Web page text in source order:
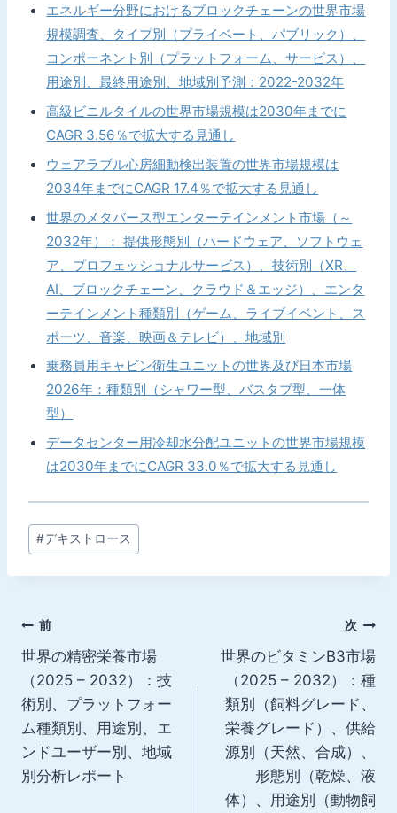
エネルギー分野におけるブロックチェーンの世界市場
規模調査、タイプ別（プライベート、パブリック）、
コンポーネント別（プラットフォーム、サービス）、
用途別、最終用途別、地域別予測：2022-2032年
高級ビニルタイルの世界市場規模は2030年までに
CAGR 3.56％で拡大する見通し
ウェアラブル心房細動検出装置の世界市場規模は
2034年までにCAGR 17.4％で拡大する見通し
世界のメタバース型エンターテインメント市場（～
2032年）： 提供形態別（ハードウェア、ソフトウェ
ア、プロフェッショナルサービス）、技術別（XR、
AI、ブロックチェーン、クラウド＆エッジ）、エンタ
ーテインメント種類別（ゲーム、ライブイベント、ス
ポーツ、音楽、映画＆テレビ）、地域別
乗務員用キャビン衛生ユニットの世界及び日本市場
2026年：種類別（シャワー型、バスタブ型、一体
型）
データセンター用冷却水分配ユニットの世界市場規模
は2030年までにCAGR 33.0％で拡大する見通し
投
稿
タ
#デキストロース
投
稿
ナ
ビ
ゲ
前
世界の精密栄養市場
（2025 – 2032）：技
術別、プラットフォー
ム種類別、用途別、エ
ンドユーザー別、地域
別分析レポート
次
世界のビタミンB3市場
（2025 – 2032）：種
類別（飼料グレード、
栄養グレード）、供給
源別（天然、合成）、
形態別（乾燥、液
体）、用途別（動物飼